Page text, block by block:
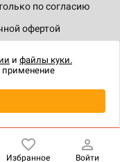
по согласию
офертой
Избранное Войти
и файлы куки.
применение